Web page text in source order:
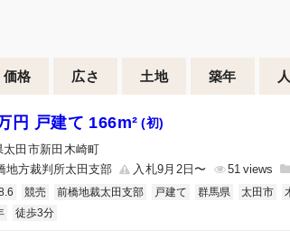
価格 広さ 土地 築年
円 戸建て 166m² (初)
太田市新田木崎町
地方裁判所太田支部
入札9月2日〜 51
競売 前橋地裁太田支部 戸建て 群馬県 太田市
徒歩3分